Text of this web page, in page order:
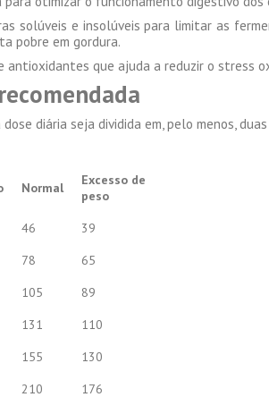
solúveis e insolúveis para limitar as
pobre em gordura.
antioxidantes que ajuda a reduzir o stress
dose diária seja dividida em, pelo menos,
Normal
Excesso de
peso
46
39
78
65
105
89
131
110
155
130
210
176